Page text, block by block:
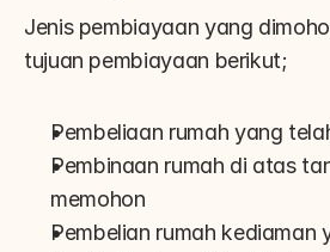
Jenis pembiayaan yang
tujuan pembiayaan berikut;
Pembeliaan rumah yang
Pembinaan rumah di atas
memohon
Pembelian rumah kediaman